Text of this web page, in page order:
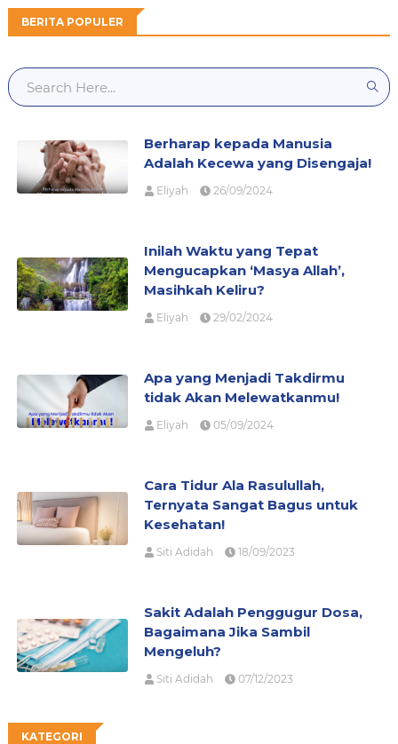
BERITA POPULER
Berharap kepada Manusia
Adalah Kecewa yang Disengaja!
Eliyah 26/09/2024
Inilah Waktu yang Tepat
Mengucapkan ‘Masya Allah’,
Masihkah Keliru?
Eliyah 29/02/2024
Apa yang Menjadi Takdirmu
tidak Akan Melewatkanmu!
Eliyah 05/09/2024
Cara Tidur Ala Rasulullah,
Ternyata Sangat Bagus untuk
Kesehatan!
Siti Adidah 18/09/2023
Sakit Adalah Penggugur Dosa,
Bagaimana Jika Sambil
Mengeluh?
Siti Adidah 07/12/2023
KATEGORI